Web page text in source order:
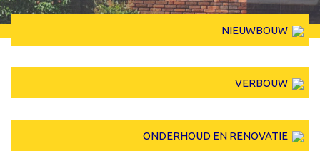
NIEUWBOUW
VERBOUW
ONDERHOUD EN RENOVATIE